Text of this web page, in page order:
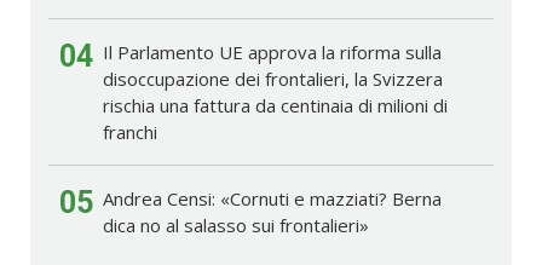
04 Il Parlamento UE approva la riforma sulla
disoccupazione dei frontalieri, la Svizzera
rischia una fattura da centinaia di milioni di
franchi
05 Andrea Censi: «Cornuti e mazziati? Berna
dica no al salasso sui frontalieri»